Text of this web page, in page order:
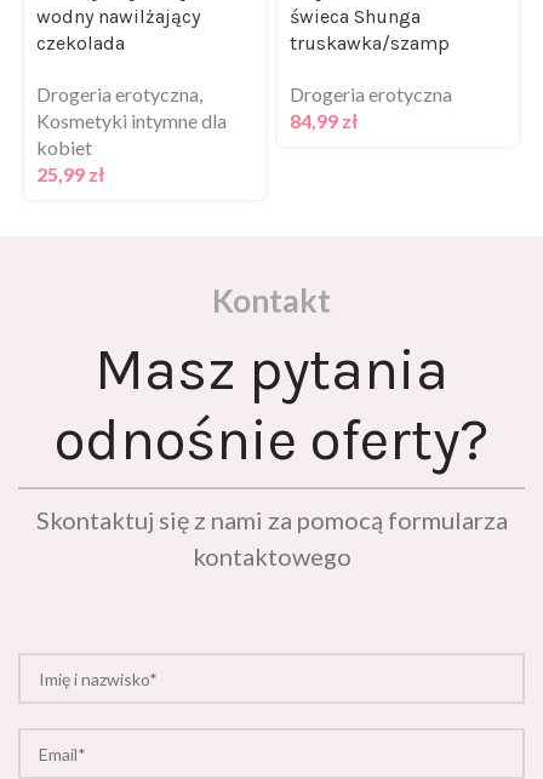
czekolada
Kosmetyki intymne dla
kobiet
25,99zł
truskawka/szamp
84,99zł
Masz pytania
odnośnie oferty?
Skontaktuj się z nami za pomocą formularza
kontaktowego